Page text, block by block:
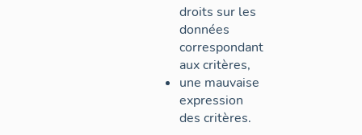
droits sur les
données
correspondant
aux critères,
une mauvaise
expression
des critères.